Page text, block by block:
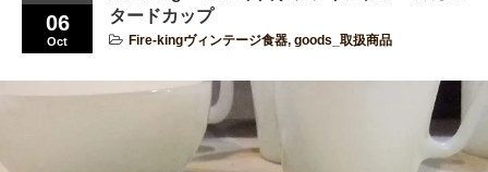
06
Oct
タードカップ
Fire-kingヴィンテージ食器, goods_取扱商品